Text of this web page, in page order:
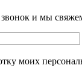
звонок и мы
моих